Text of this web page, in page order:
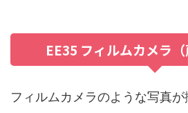
EE35 フィルムカメラ（
フィルムカメラのような写真が